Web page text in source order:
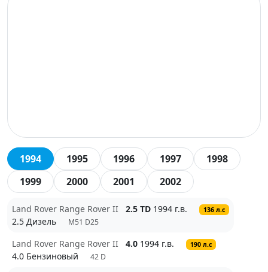
1994 1995 1996 1997
1998
1999
2000 2001 2002
Land Rover Range Rover II 2.5 TD 1994 г.в. 136 л.с
2.5 Дизель M51 D25
Land Rover Range Rover II 4.0 1994 г.в. 190 л.с
4.0 Бензиновый 42 D